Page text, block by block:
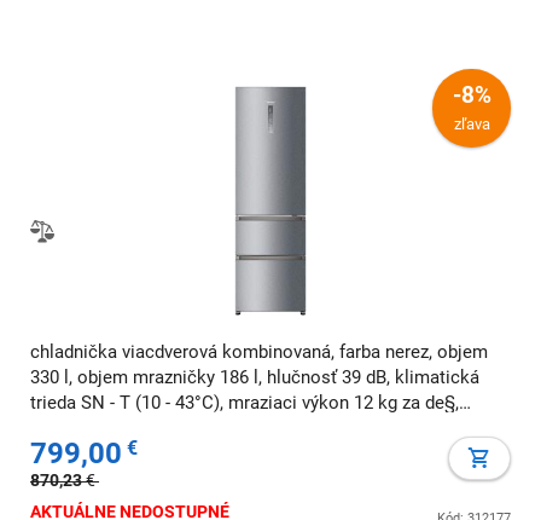
-8%
zľava
chladnička viacdverová kombinovaná, farba nerez, objem
330 l, objem mrazničky 186 l, hlučnosť 39 dB, klimatická
trieda SN - T (10 - 43°C), mraziaci výkon 12 kg za de§,
799,00 €
870,23€
AKTUÁLNE NEDOSTUPNÉ